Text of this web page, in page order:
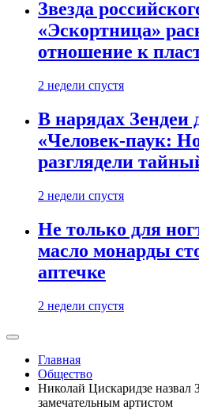
Звезда
«Эскортница»
отношение к
2 недели спустя
В нарядах Зендеи
«Человек-паук:
разглядели
2 недели спустя
Не только для
масло монарды
аптечке
2 недели спустя
Главная
Общество
Николай Цискаридзе назвал
замечательным артистом